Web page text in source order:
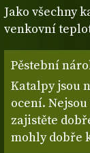
Jako všechny
venkovní
Pěstební
Katalpy jsou
ocení.
zajistěte
mohly dobře